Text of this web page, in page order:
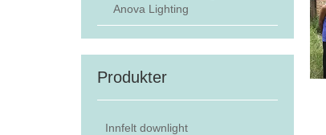
Anova Lighting
Produkter
Innfelt downlight